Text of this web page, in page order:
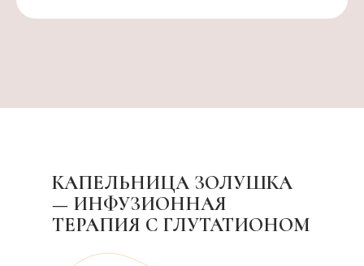
КАПЕЛЬНИЦА ЗОЛУШКА
— ИНФУЗИОННАЯ
ТЕРАПИЯ С ГЛУТАТИОНОМ